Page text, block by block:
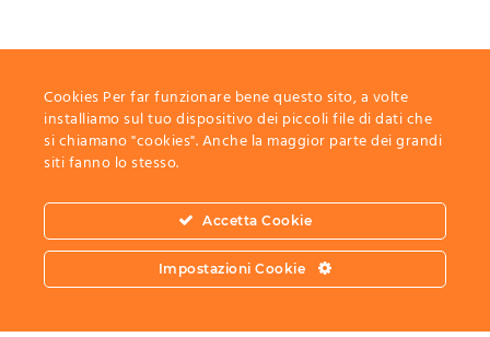
Cookies Per far funzionare bene questo sito, a volte
installiamo sul tuo dispositivo dei piccoli file di dati che
si chiamano "cookies". Anche la maggior parte dei grandi
siti fanno lo stesso.
Accetta Cookie
Impostazioni Cookie